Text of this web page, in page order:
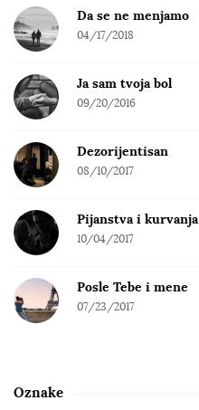
Da se ne menjamo
04/17/2018
Ja sam tvoja bol
09/20/2016
Dezorijentisan
08/10/2017
Pijanstva i kurvanja
10/04/2017
Posle Tebe i mene
07/23/2017
Oznake